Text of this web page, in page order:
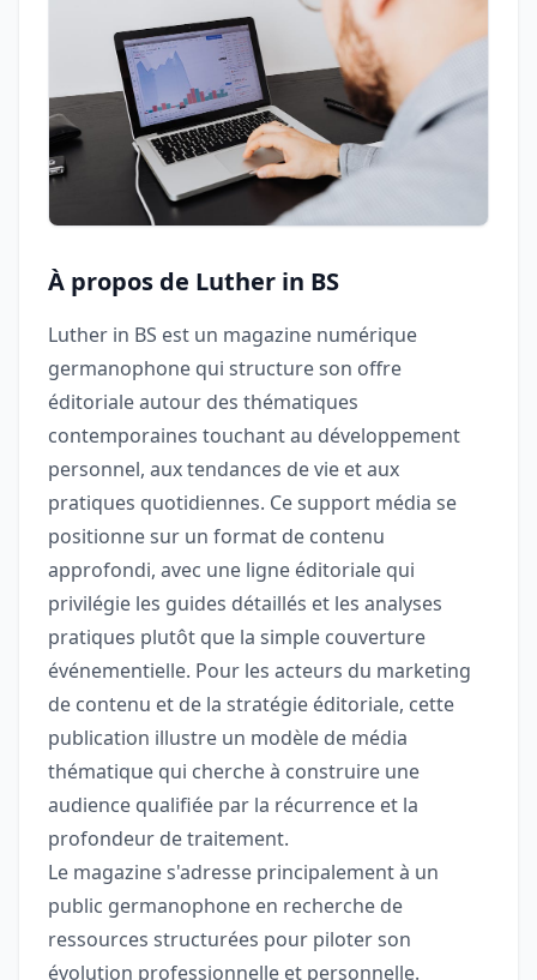
À propos de Luther in BS
Luther in BS est un magazine numérique
germanophone qui structure son offre
éditoriale autour des thématiques
contemporaines touchant au développement
personnel, aux tendances de vie et aux
pratiques quotidiennes. Ce support média se
positionne sur un format de contenu
approfondi, avec une ligne éditoriale qui
privilégie les guides détaillés et les analyses
pratiques plutôt que la simple couverture
événementielle. Pour les acteurs du marketing
de contenu et de la stratégie éditoriale, cette
publication illustre un modèle de média
thématique qui cherche à construire une
audience qualifiée par la récurrence et la
profondeur de traitement.
Le magazine s'adresse principalement à un
public germanophone en recherche de
ressources structurées pour piloter son
évolution professionnelle et personnelle.